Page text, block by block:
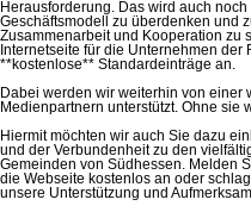
Herausforderung. Das wird auch
Geschäftsmodell zu überdenken und
Zusammenarbeit und Kooperation zu
Internetseite für die Unternehmen
**kostenlose** Standardeinträge an.
Dabei werden wir weiterhin von einer
Medienpartnern unterstützt. Ohne sie
Hiermit möchten wir auch Sie dazu
und der Verbundenheit zu den
Gemeinden von Südhessen. Melden
die Webseite kostenlos an oder
unsere Unterstützung und